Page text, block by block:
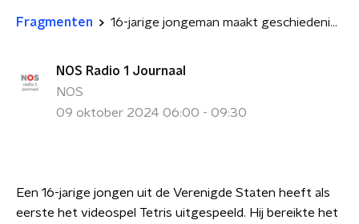
Fragmenten 16-jarige jongeman maakt geschiedenis met eerste compleet uitgespeelde Tetris
NOS Radio 1 Journaal
NOS
09 oktober 2024 06:00 - 09:30
Een 16-jarige jongen uit de Verenigde Staten heeft als
eerste het videospel Tetris uitgespeeld. Hij bereikte het